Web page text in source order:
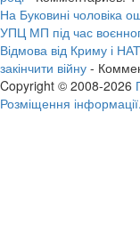
На Буковині чоловіка
УПЦ МП під час
Відмова від Криму і
закінчити війну -
Copyright © 2008-2026
Розміщення інформації.